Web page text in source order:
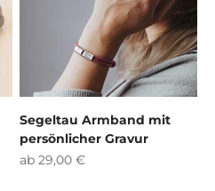
Segeltau Armband mit
persönlicher Gravur
Angebot
ab 29,00 €